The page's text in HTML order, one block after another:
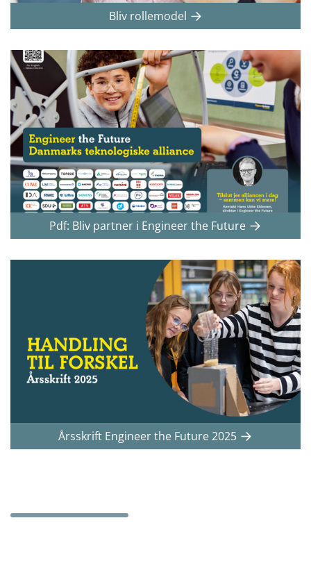
Bliv rollemodel
Pdf: Bliv partner i Engineer the Future
Årsskrift Engineer the Future 2025